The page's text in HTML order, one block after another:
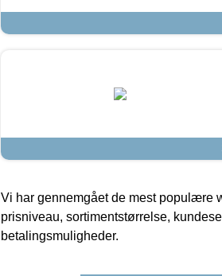
Vi har gennemgået de mest populære
prisniveau, sortimentstørrelse,
betalingsmuligheder.